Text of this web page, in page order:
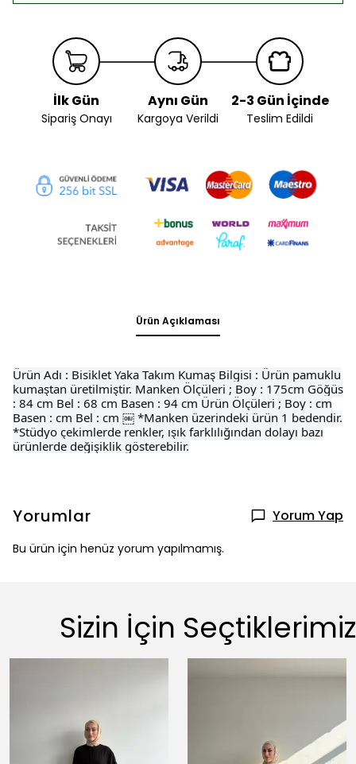
İlk Gün
Sipariş Onayı
Aynı Gün
Kargoya Verildi
2-3 Gün İçinde
Teslim Edildi
Ürün Açıklaması
Ürün Adı : Bisiklet Yaka Takım Kumaş Bilgisi : Ürün pamuklu
kumaştan üretilmiştir. Manken Ölçüleri ; Boy : 175cm Göğüs
: 84 cm Bel : 68 cm Basen : 94 cm Ürün Ölçüleri ; Boy : cm
Basen : cm Bel : cm ￼ *Manken üzerindeki ürün 1 bedendir.
*Stüdyo çekimlerde renkler, ışık farklılığından dolayı bazı
ürünlerde değişiklik gösterebilir.
Yorumlar Yorum Yap
Bu ürün için henüz yorum yapılmamış.
Sizin İçin Seçtiklerimiz